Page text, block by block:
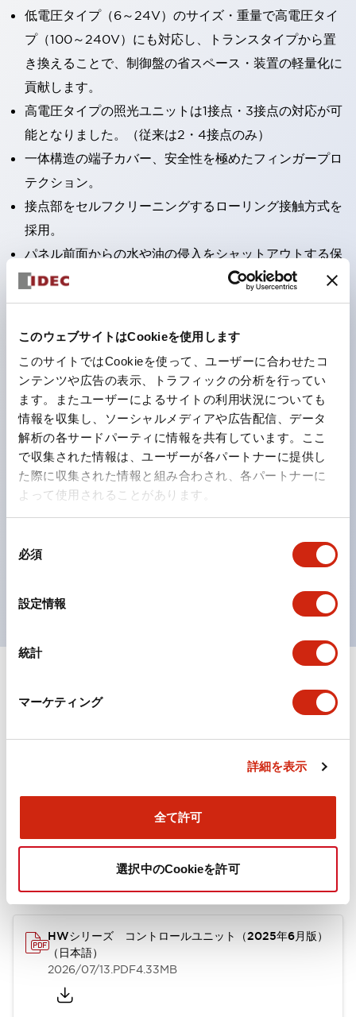
このウェブサイトはCookieを使用します
このサイトではCookieを使って、ユーザーに合わせたコ
ンテンツや広告の表示、トラフィックの分析を行ってい
ます。またユーザーによるサイトの利用状況についても
情報を収集し、ソーシャルメディアや広告配信、データ
解析の各サードパーティに情報を共有しています。ここ
で収集された情報は、ユーザーが各パートナーに提供し
た際に収集された情報と組み合わされ、各パートナーに
よって使用されることがあります。
必須
設定情報
統計
マーケティング
詳細を表示
全て許可
選択中のCookieを許可
低電圧タイプ（6～24V）のサイズ・重量で高電圧タイ
プ（100～240V）にも対応し、トランスタイプから置
き換えることで、制御盤の省スペース・装置の軽量化に
貢献します。
高電圧タイプの照光ユニットは1接点・3接点の対応が可
能となりました。（従来は2・4接点のみ）
一体構造の端子カバー、安全性を極めたフィンガープロ
テクション。
接点部をセルフクリーニングするローリング接触方式を
採用。
パネル前面からの水や油の侵入をシャットアウトする保
護構造：IP65。（ただし2点押ボタンスイッチは
IP40）
チも完備。
ワールドワイドなニーズに対応する各種電圧を完備。
1つで6色の役をこなすLED球（LSRD球）。これまで色
ごとに分かれていたLED球を、1色のLED球で各色を表
現できるようにしました。
カラーユニバーサルデザインに対応。表示灯（角平形）
の点灯/消灯の認識および、点灯時のランプ色の識別が
ISO 3864-4安全色に対応。危険時や緊急事態時の色表
現がより明確・鮮明で、より多くの方が識別可能に。
+
ドキュメントとファイル
取扱説明書 CAD 規格・認証
HWシリーズ コントロールユニット（2025年6月版）
（日本語）
2026/07/13.PDF4.33MB